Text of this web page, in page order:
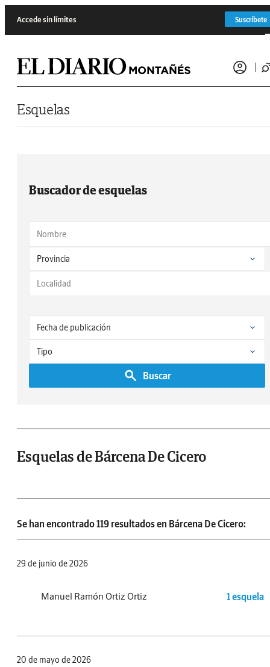
Accede sin límites Suscríbete
Esquelas
Buscador de esquelas
Buscar
Esquelas de Bárcena De Cicero
Se han encontrado 119 resultados en Bárcena De Cicero:
29 de junio de 2026
Manuel Ramón Ortiz Ortiz 1 esquela
20 de mayo de 2026